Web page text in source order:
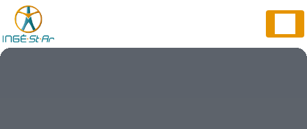
Panneau de gestion des cookies